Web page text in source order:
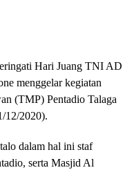
Hari Juang TNI AD
menggelar kegiatan
(TMP) Pentadio Talaga
12/2020).
dalam hal ini staf
serta Masjid Al